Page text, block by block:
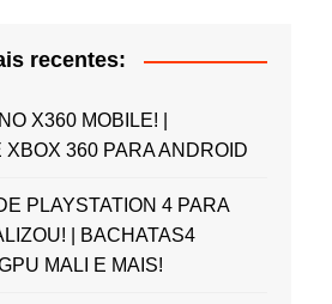
recentes:
X360 MOBILE! |
XBOX 360 PARA ANDROID
PLAYSTATION 4 PARA
| BACHATAS4
MALI E MAIS!